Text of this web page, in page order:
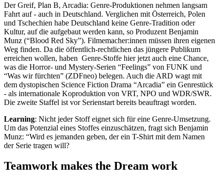
Der Greif, Plan B, Arcadia: Genre-Produktionen nehmen langsam
Fahrt auf - auch in Deutschland. Verglichen mit Österreich, Polen
und Tschechien habe Deutschland keine Genre-Tradition oder
Kultur, auf die aufgebaut werden kann, so Produzent Benjamin
Munz (“Blood Red Sky”). Filmemacher:innen müssen ihren eigenen
Weg finden. Da die öffentlich-rechtlichen das jüngere Publikum
erreichen wollen, haben Genre-Stoffe hier jetzt auch eine Chance,
was die Horror- und Mystery-Serien “Feelings” von FUNK und
“Was wir fürchten” (ZDFneo) belegen. Auch die ARD wagt mit
dem dystopischen Science Fiction Drama “Arcadia” ein Genrestück
- als internationale Koproduktion von VRT, NPO und WDR/SWR.
Die zweite Staffel ist vor Serienstart bereits beauftragt worden.
Learning: Nicht jeder Stoff eignet sich für eine Genre-Umsetzung.
Um das Potenzial eines Stoffes einzuschätzen, fragt sich Benjamin
Munz: “Wird es jemanden geben, der ein T-Shirt mit dem Namen
der Serie tragen will?
Teamwork makes the Dream work